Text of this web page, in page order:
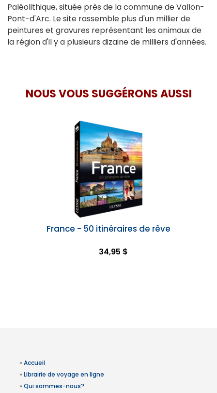
Paléolithique, située près de la commune de Vallon-
Pont-d'Arc. Le site rassemble plus d'un millier de
peintures et gravures représentant les animaux de
la région d'il y a plusieurs dizaine de milliers d'années.
NOUS VOUS SUGGÉRONS AUSSI
France - 50 itinéraires de rêve
34,95 $
» Accueil
» Librairie de voyage en ligne
» Qui sommes-nous?